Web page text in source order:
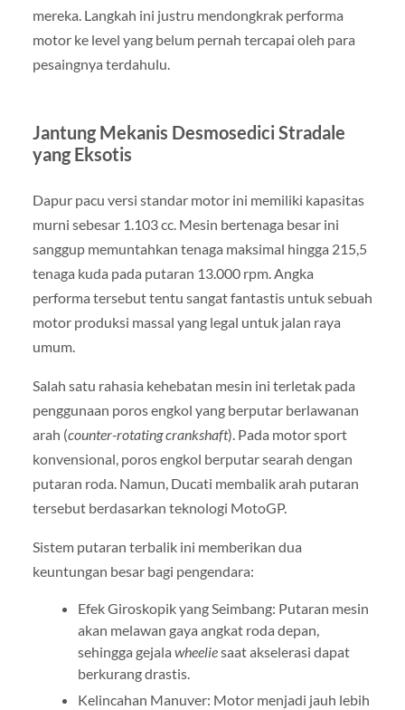
mereka. Langkah ini justru mendongkrak performa
motor ke level yang belum pernah tercapai oleh para
pesaingnya terdahulu.
Jantung Mekanis Desmosedici Stradale
yang Eksotis
Dapur pacu versi standar motor ini memiliki kapasitas
murni sebesar 1.103 cc. Mesin bertenaga besar ini
sanggup memuntahkan tenaga maksimal hingga 215,5
tenaga kuda pada putaran 13.000 rpm. Angka
performa tersebut tentu sangat fantastis untuk sebuah
motor produksi massal yang legal untuk jalan raya
umum.
Salah satu rahasia kehebatan mesin ini terletak pada
penggunaan poros engkol yang berputar berlawanan
arah (counter-rotating crankshaft). Pada motor sport
konvensional, poros engkol berputar searah dengan
putaran roda. Namun, Ducati membalik arah putaran
tersebut berdasarkan teknologi MotoGP.
Sistem putaran terbalik ini memberikan dua
keuntungan besar bagi pengendara:
Efek Giroskopik yang Seimbang: Putaran mesin
akan melawan gaya angkat roda depan,
sehingga gejala wheeliesaat akselerasi dapat
berkurang drastis.
Kelincahan Manuver: Motor menjadi jauh lebih